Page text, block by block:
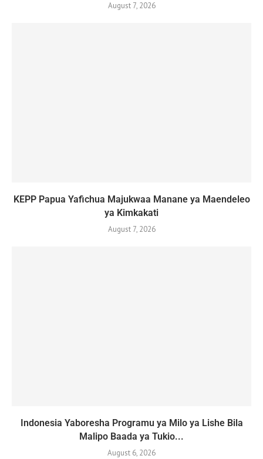
August 7, 2026
KEPP Papua Yafichua Majukwaa Manane ya Maendeleo
ya Kimkakati
August 7, 2026
Indonesia Yaboresha Programu ya Milo ya Lishe Bila
Malipo Baada ya Tukio...
August 6, 2026